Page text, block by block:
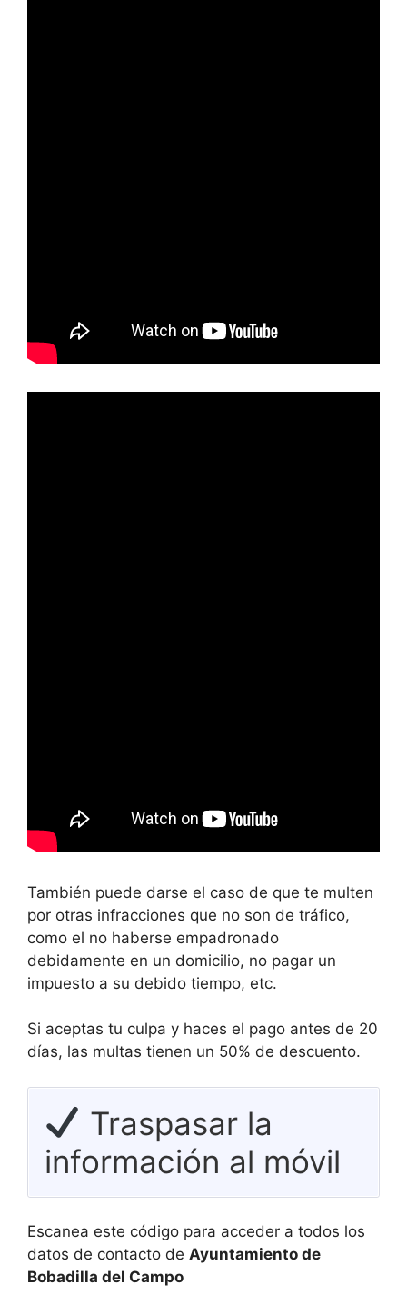
También puede darse el caso de que te multen
por otras infracciones que no son de tráfico,
como el no haberse empadronado
debidamente en un domicilio, no pagar un
impuesto a su debido tiempo, etc.
Si aceptas tu culpa y haces el pago antes de 20
días, las multas tienen un 50% de descuento.
Traspasar la
información al móvil
Escanea este código para acceder a todos los
datos de contacto de Ayuntamiento de
Bobadilla del Campo